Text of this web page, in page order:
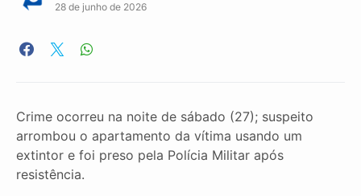
28 de junho de 2026
Crime ocorreu na noite de sábado (27); suspeito
arrombou o apartamento da vítima usando um
extintor e foi preso pela Polícia Militar após
resistência.